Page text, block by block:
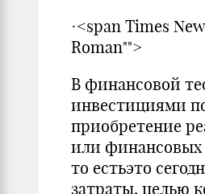
·<span Times New
Roman"">
В финансовой
инвестициями
приобретение
или финансовых
то естьэто
затраты, целью